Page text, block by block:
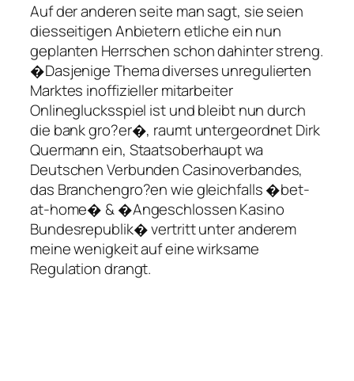
Auf der anderen seite man sagt, sie seien
diesseitigen Anbietern etliche ein nun
geplanten Herrschen schon dahinter streng.
�Dasjenige Thema diverses unregulierten
Marktes inoffizieller mitarbeiter
Onlineglucksspiel ist und bleibt nun durch
die bank gro?er�, raumt untergeordnet Dirk
Quermann ein, Staatsoberhaupt wa
Deutschen Verbunden Casinoverbandes,
das Branchengro?en wie gleichfalls �bet-
at-home� & �Angeschlossen Kasino
Bundesrepublik� vertritt unter anderem
meine wenigkeit auf eine wirksame
Regulation drangt.